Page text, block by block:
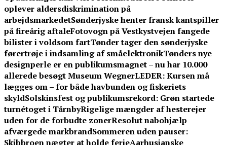
oplever aldersdiskrimination på
arbejdsmarkedetSønderjyske henter fransk kantspiller
på fireårig aftaleFotovogn på Vestkystvejen fangede
bilister i voldsom fartTønder tager den sønderjyske
førertrøje i indsamling af småelektronikTønders nye
designperle er en publikumsmagnet – nu har 10.000
allerede besøgt Museum WegnerLEDER: Kursen må
lægges om – for både havbunden og fiskeriets
skyldSolskinsfest og publikumsrekord: Grøn startede
turnétoget i TårnbyRigelige mængder af hesterejer
uden for de forbudte zonerResolut nabohjælp
afværgede markbrandSommeren uden pauser:
Skibbroen nægter at holde ferieAarhusianske